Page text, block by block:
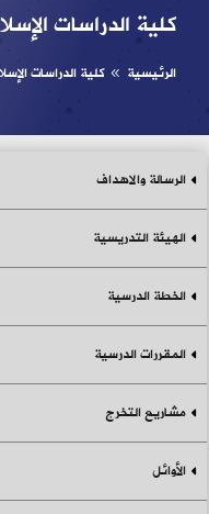
كلية الدراسات
الرئيسية 8 كلية الدراسات
الرسالة والاهداف
الهيئة التدريسية
الخطة الدرسية
المقررات الدرسية
مشاريع التخرج
الأوائل